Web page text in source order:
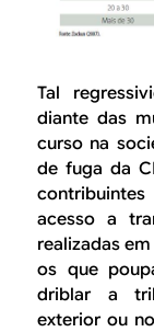
Tal
diante das
curso na
de fuga da
acesso a
realizadas
os que
driblar a
exterior ou